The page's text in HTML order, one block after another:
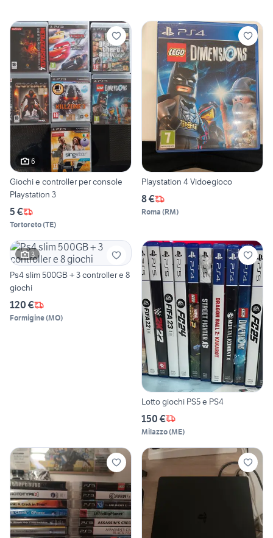
6
Giochi e controller per console
Playstation 3
5 €
Tortoreto(TE)
Playstation 4 Vidoegioco
8 €
Roma (RM)
3
Ps4 slim 500GB + 3 controller e 8
giochi
120 €
Formigine(MO)
Lotto giochi PS5 e PS4
150 €
Milazzo(ME)